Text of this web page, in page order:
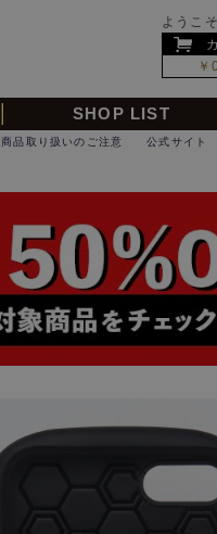
ようこ
SHOP LIST
公式サイト
商品取り扱いのご注意